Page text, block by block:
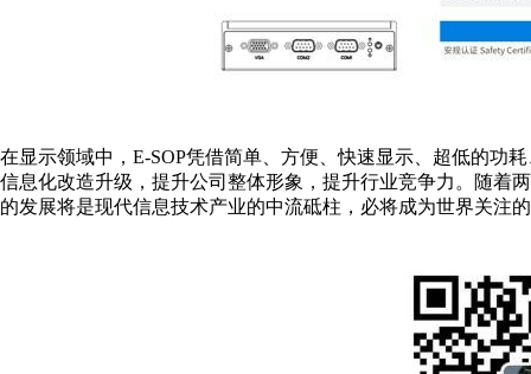
在显示领域中， E-SOP凭借简单、方便、快速显示、超低的功
信息化改造升级，提升公司整体形象，提升行业竞争力。
随着
的发展将是现代信息技术产业的中流砥柱，必将成为世界关注